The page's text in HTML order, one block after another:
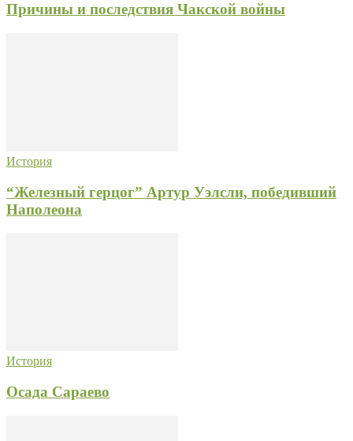
Причины и последствия Чакской войны
История
“Железный герцог” Артур Уэлсли, победивший
Наполеона
История
Осада Сараево